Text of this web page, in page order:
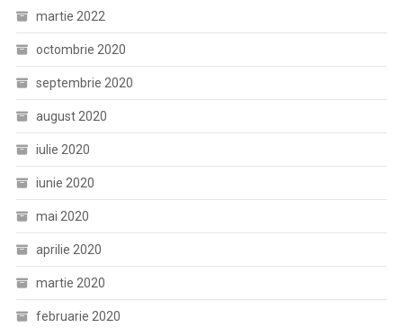
martie 2022
octombrie 2020
septembrie 2020
august 2020
iulie 2020
iunie 2020
mai 2020
aprilie 2020
martie 2020
februarie 2020